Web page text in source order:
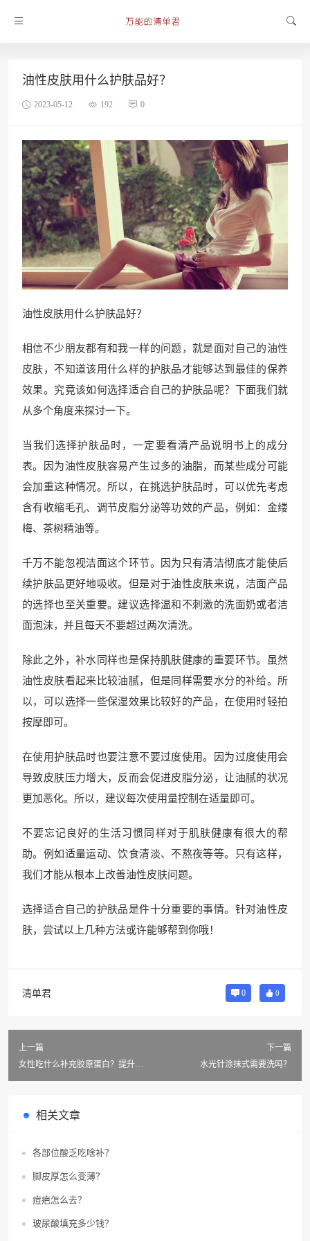
油性皮肤用什么护肤品好？
2023-05-12 192 0
油性皮肤用什么护肤品好？
相信不少朋友都有和我一样的问题，就是面对自己的油性
皮肤，不知道该用什么样的护肤品才能够达到最佳的保养
效果。究竟该如何选择适合自己的护肤品呢？下面我们就
从多个角度来探讨一下。
当我们选择护肤品时，一定要看清产品说明书上的成分
表。因为油性皮肤容易产生过多的油脂，而某些成分可能
会加重这种情况。所以，在挑选护肤品时，可以优先考虑
含有收缩毛孔、调节皮脂分泌等功效的产品，例如：金缕
梅、茶树精油等。
千万不能忽视洁面这个环节。因为只有清洁彻底才能使后
续护肤品更好地吸收。但是对于油性皮肤来说，洁面产品
的选择也至关重要。建议选择温和不刺激的洗面奶或者洁
面泡沫，并且每天不要超过两次清洗。
除此之外，补水同样也是保持肌肤健康的重要环节。虽然
油性皮肤看起来比较油腻，但是同样需要水分的补给。所
以，可以选择一些保湿效果比较好的产品，在使用时轻拍
按摩即可。
在使用护肤品时也要注意不要过度使用。因为过度使用会
导致皮肤压力增大，反而会促进皮脂分泌，让油腻的状况
更加恶化。所以，建议每次使用量控制在适量即可。
不要忘记良好的生活习惯同样对于肌肤健康有很大的帮
助。例如适量运动、饮食清淡、不熬夜等等。只有这样，
我们才能从根本上改善油性皮肤问题。
选择适合自己的护肤品是件十分重要的事情。针对油性皮
肤，尝试以上几种方法或许能够帮到你哦！
清单君 0 0
上一篇
女性吃什么补充胶原蛋白？提升女
下一篇
水光针涂抹式需要洗吗？
相关文章
各部位酸乏吃啥补？
脚皮厚怎么变薄？
痘疤怎么去？
玻尿酸填充多少钱？